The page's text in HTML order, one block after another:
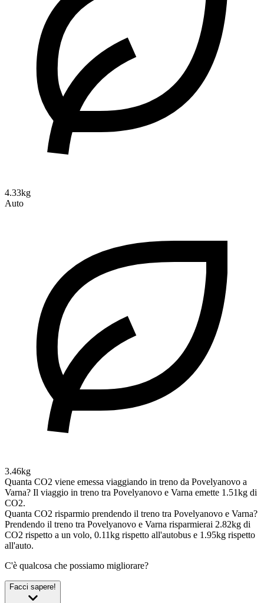
4.33kg
Auto
3.46kg
Quanta CO2 viene emessa viaggiando in treno da Povelyanovo a
Varna? Il viaggio in treno tra Povelyanovo e Varna emette 1.51kg di
CO2.
Quanta CO2 risparmio prendendo il treno tra Povelyanovo e Varna?
Prendendo il treno tra Povelyanovo e Varna risparmierai 2.82kg di
CO2 rispetto a un volo, 0.11kg rispetto all'autobus e 1.95kg rispetto
all'auto.
C'è qualcosa che possiamo migliorare?
Facci sapere!